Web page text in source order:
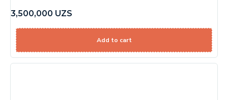
3,500,000 UZS
Add to cart